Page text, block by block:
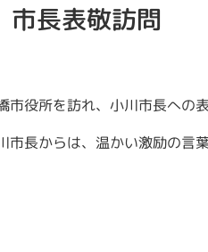
長表敬訪問
市役所を訪れ、小川市長への
長からは、温かい激励の言